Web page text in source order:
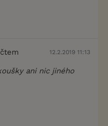
12.2.2019 11:13
ani nic jiného